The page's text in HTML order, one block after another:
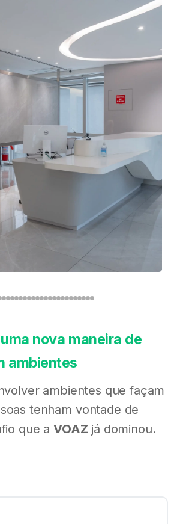
uma nova maneira de
ambientes
ambientes que façam
tenham vontade de
que a VOAZ já dominou.
com a VOAZ